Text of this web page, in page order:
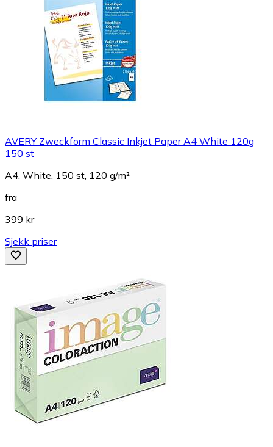
AVERY Zweckform Classic Inkjet Paper A4 White 120g
150 st
A4, White, 150 st, 120 g/m²
fra
399 kr
Sjekk priser